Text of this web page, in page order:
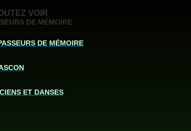
VOIR
DE MÉMOIRE
DE MÉMOIRE
ET DANSES